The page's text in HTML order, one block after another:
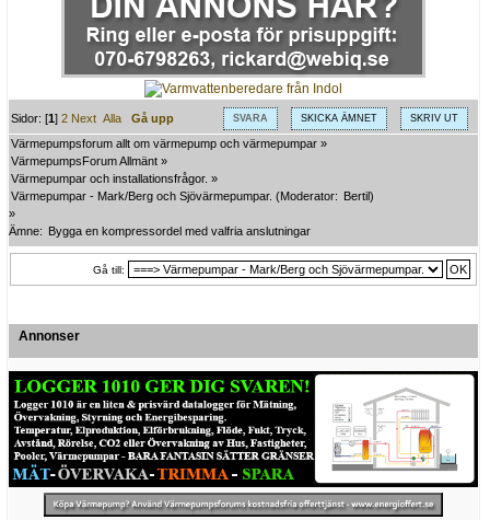
SVARA SKICKA ÄMNET SKRIV UT
Sidor: [1]2 Next Alla
Gå upp
Värmepumpsforum allt om värmepump och värmepumpar »
VärmepumpsForum Allmänt »
Värmepumpar och installationsfrågor. »
Värmepumpar - Mark/Berg och Sjövärmepumpar. (Moderator: Bertil)
»
Ämne:
Bygga en kompressordel med valfria anslutningar
Gå till:
Annonser